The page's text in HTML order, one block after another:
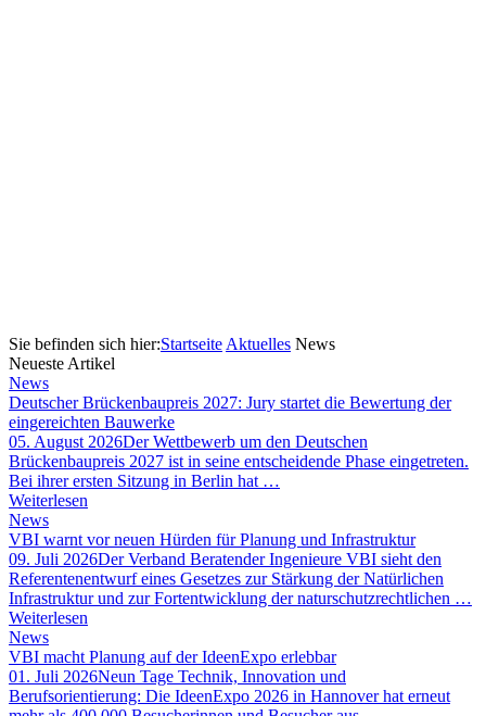
Sie befinden sich hier:Startseite Aktuelles News
Neueste Artikel
News
Deutscher Brückenbaupreis 2027: Jury startet die Bewertung der
eingereichten Bauwerke
05. August 2026Der Wettbewerb um den Deutschen
Brückenbaupreis 2027 ist in seine entscheidende Phase eingetreten.
Bei ihrer ersten Sitzung in Berlin hat …
Weiterlesen
News
VBI warnt vor neuen Hürden für Planung und Infrastruktur
09. Juli 2026Der Verband Beratender Ingenieure VBI sieht den
Referentenentwurf eines Gesetzes zur Stärkung der Natürlichen
Infrastruktur und zur Fortentwicklung der naturschutzrechtlichen …
Weiterlesen
News
VBI macht Planung auf der IdeenExpo erlebbar
01. Juli 2026Neun Tage Technik, Innovation und
Berufsorientierung: Die IdeenExpo 2026 in Hannover hat erneut